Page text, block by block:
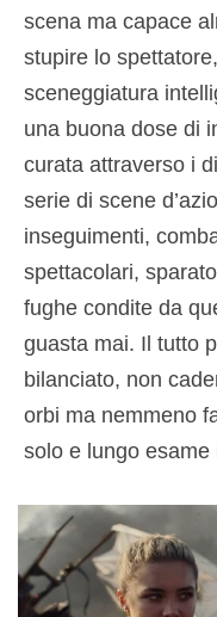
scena ma capace
stupire lo
sceneggiatura
una buona dose di
curata attraverso i
serie di scene
inseguimenti,
spettacolari,
fughe condite da
guasta mai. Il tutto
bilanciato, non
orbi ma nemmeno
solo e lungo esame